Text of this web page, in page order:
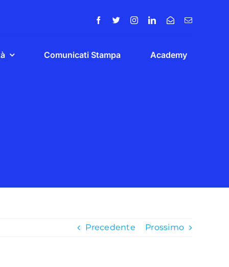
Comunicati Stampa Academy
Precedente Prossimo